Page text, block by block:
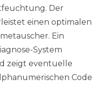
Der
einen optimalen
Ein
System
zeigt eventuelle
Code